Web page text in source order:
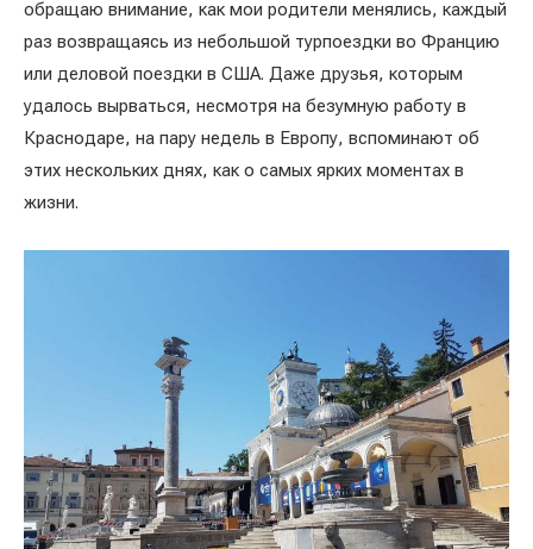
обращаю внимание, как мои родители менялись, каждый
раз возвращаясь из небольшой турпоездки во Францию
или деловой поездки в США. Даже друзья, которым
удалось вырваться, несмотря на безумную работу в
Краснодаре, на пару недель в Европу, вспоминают об
этих нескольких днях, как о самых ярких моментах в
жизни.